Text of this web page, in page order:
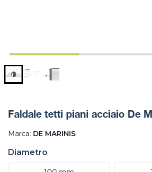
Faldale tetti piani acciaio De
Marca: DE MARINIS
Diametro